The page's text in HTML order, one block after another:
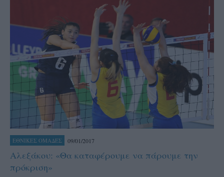
ΕΘΝΙΚΕΣ ΟΜΑΔΕΣ 09/01/2017
Αλεξάκου: «Θα καταφέρουμε να πάρουμε την
πρόκριση»